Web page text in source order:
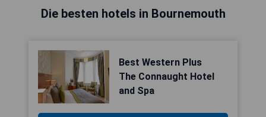
Die besten hotels in Bournemouth
Best Western Plus
The Connaught Hotel
and Spa